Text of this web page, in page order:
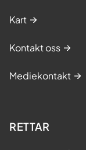
Kart
Kontakt oss
Mediekontakt
RETTAR